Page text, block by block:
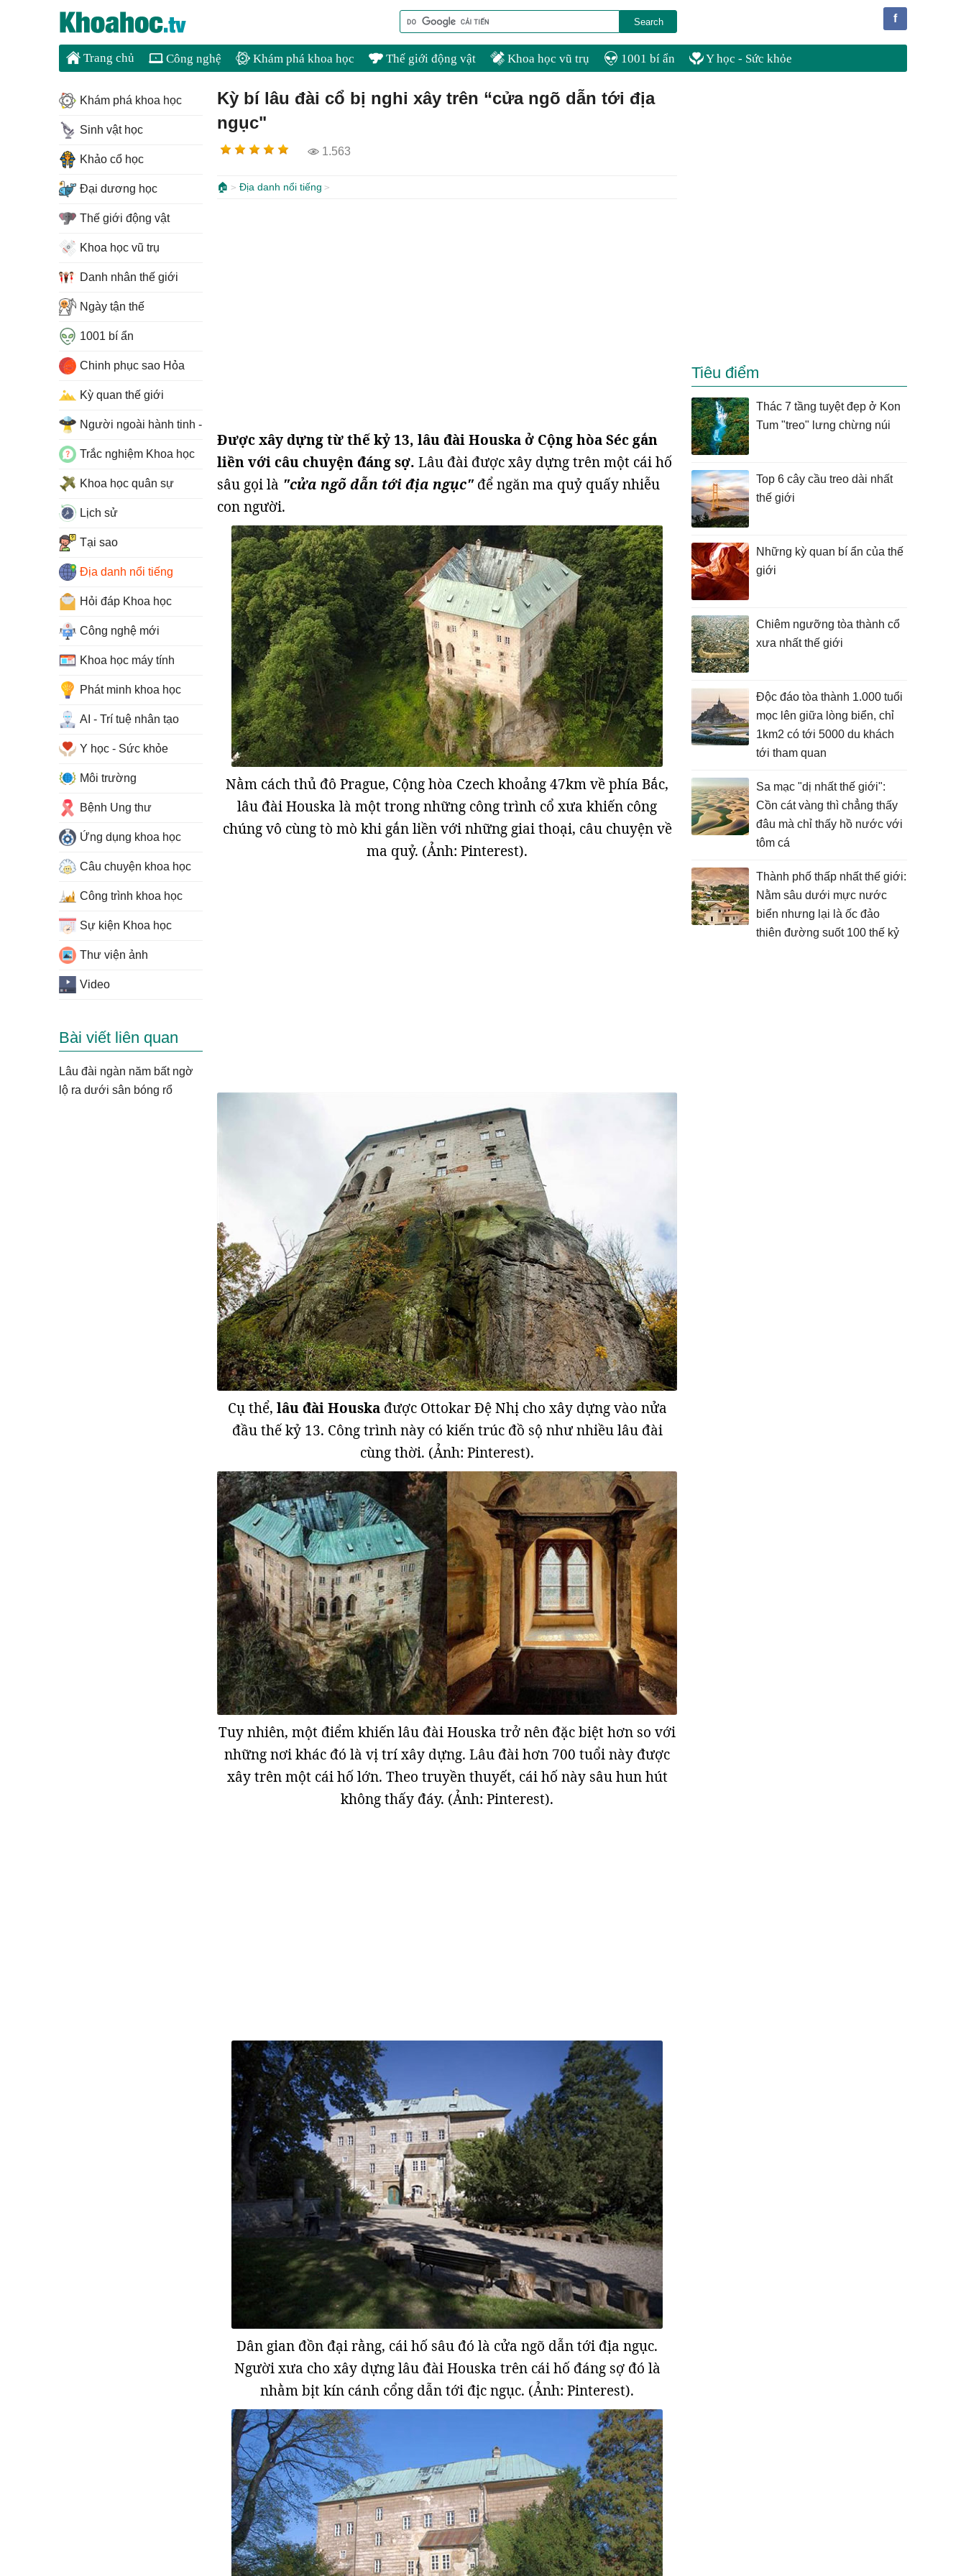
f
Trang chủ Công nghệ Khám phá khoa học Thế giới động vật Khoa học vũ trụ 1001 bí ẩn Y học - Sức khỏe
Kỳ bí lâu đài cổ bị nghi xây trên “cửa ngõ dẫn tới địa
ngục"
1.563
🏠 Địa danh nổi tiếng
Được xây dựng từ thế kỷ 13, lâu đài Houska ở Cộng hòa Séc gắn
liền với câu chuyện đáng sợ. Lâu đài được xây dựng trên một cái hố
sâu gọi là "cửa ngõ dẫn tới địa ngục"để ngăn ma quỷ quấy nhiễu
con người.
Nằm cách thủ đô Prague, Cộng hòa Czech khoảng 47km về phía Bắc,
lâu đài Houska là một trong những công trình cổ xưa khiến công
chúng vô cùng tò mò khi gắn liền với những giai thoại, câu chuyện về
ma quỷ. (Ảnh: Pinterest).
Cụ thể, lâu đài Houskađược Ottokar Đệ Nhị cho xây dựng vào nửa
đầu thế kỷ 13. Công trình này có kiến trúc đồ sộ như nhiều lâu đài
cùng thời. (Ảnh: Pinterest).
Tuy nhiên, một điểm khiến lâu đài Houska trở nên đặc biệt hơn so với
những nơi khác đó là vị trí xây dựng. Lâu đài hơn 700 tuổi này được
xây trên một cái hố lớn. Theo truyền thuyết, cái hố này sâu hun hút
không thấy đáy. (Ảnh: Pinterest).
Dân gian đồn đại rằng, cái hố sâu đó là cửa ngõ dẫn tới địa ngục.
Người xưa cho xây dựng lâu đài Houska trên cái hố đáng sợ đó là
nhằm bịt kín cánh cổng dẫn tới địc ngục. (Ảnh: Pinterest).
Tiêu điểm
Thác 7 tầng tuyệt đẹp ở Kon
Tum "treo" lưng chừng núi
Top 6 cây cầu treo dài nhất
thế giới
Những kỳ quan bí ẩn của thế
giới
Chiêm ngưỡng tòa thành cổ
xưa nhất thế giới
Độc đáo tòa thành 1.000 tuổi
mọc lên giữa lòng biển, chỉ
1km2 có tới 5000 du khách
tới tham quan
Sa mạc "dị nhất thế giới":
Cồn cát vàng thì chẳng thấy
đâu mà chỉ thấy hồ nước với
tôm cá
Thành phố thấp nhất thế giới:
Nằm sâu dưới mực nước
biển nhưng lại là ốc đảo
thiên đường suốt 100 thế kỷ
Khám phá khoa học
Sinh vật học
Khảo cổ học
Đại dương học
Thế giới động vật
Khoa học vũ trụ
Danh nhân thế giới
Ngày tận thế
1001 bí ẩn
Chinh phục sao Hỏa
Kỳ quan thế giới
Người ngoài hành tinh - UFO
Trắc nghiệm Khoa học
Khoa học quân sự
Lịch sử
Tại sao
Địa danh nổi tiếng
Hỏi đáp Khoa học
Công nghệ mới
Khoa học máy tính
Phát minh khoa học
AI - Trí tuệ nhân tạo
Y học - Sức khỏe
Môi trường
Bệnh Ung thư
Ứng dụng khoa học
Câu chuyện khoa học
Công trình khoa học
Sự kiện Khoa học
Thư viện ảnh
Video
Bài viết liên quan
Lâu đài ngàn năm bất ngờ
lộ ra dưới sân bóng rổ